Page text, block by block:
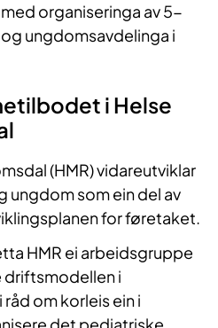
organiseringa av 5-
ungdomsavdelinga i
i Helse
(HMR) vidareutviklar
ungdom som ein del av
for føretaket.
HMR ei arbeidsgruppe
driftsmodellen i
om korleis ein i